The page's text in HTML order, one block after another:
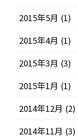
2015年5月 (1)
2015年4月 (1)
2015年3月 (3)
2015年1月 (1)
2014年12月 (2)
2014年11月 (3)